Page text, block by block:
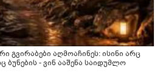
გვირაბები აღმოაჩინეს: ისინი არც
ბუნების - ვინ ააშენა საიდუმლო